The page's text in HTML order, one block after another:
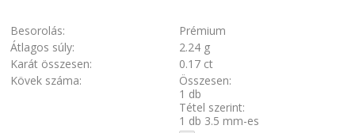
Besorolás:
Prémium
Átlagos súly:
2.24 g
Karát összesen:
0.17 ct
Kövek száma:
Összesen:
1 db
Tétel szerint:
1 db 3.5 mm-es